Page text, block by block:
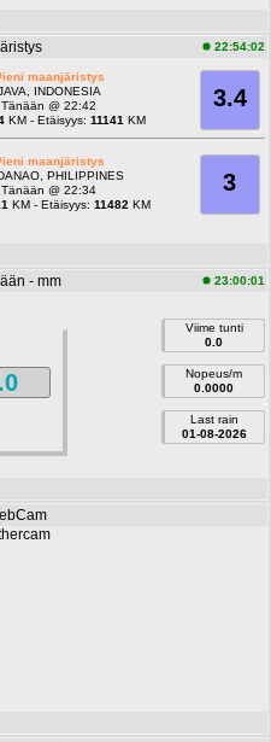
22:54:02
3.4
maanjäristys
INDONESIA
Tänään @ 22:42
KM - Etäisyys:11141 KM
3
maanjäristys
PHILIPPINES
Tänään @ 22:34
KM - Etäisyys: 11482 KM
- mm 23:00:01
Viime tunti
0.0
Nopeus/m
0.0000
Last rain
01-08-2026